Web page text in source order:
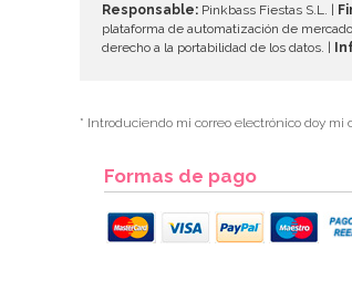
Responsable: Pinkbass Fiestas S.L. |
plataforma de automatización de
derecho a la portabilidad de los datos. |
* Introduciendo mi correo electrónico doy
Formas de pago